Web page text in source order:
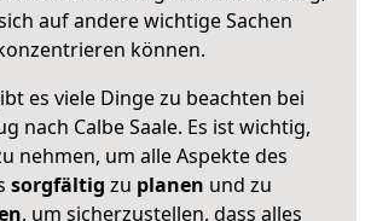
auf andere wichtige Sachen
können.
es viele Dinge zu beachten bei
nach Calbe Saale. Es ist wichtig,
nehmen, um alle Aspekte des
sorgfältig zu planen und zu
, um sicherzustellen, dass alles